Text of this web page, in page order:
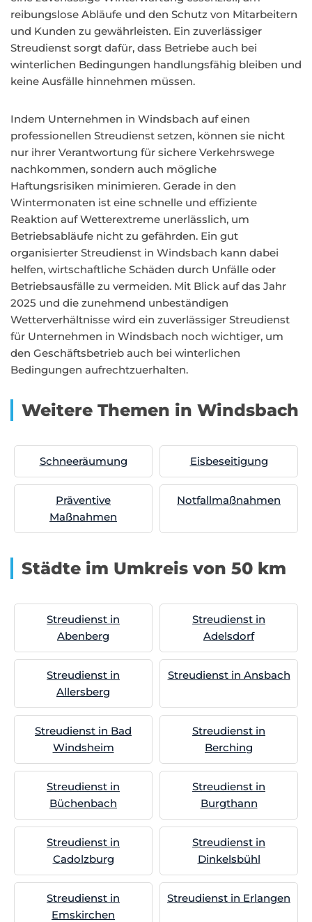
reibungslose Abläufe und den Schutz von Mitarbeitern
und Kunden zu gewährleisten. Ein zuverlässiger
Streudienst sorgt dafür, dass Betriebe auch bei
winterlichen Bedingungen handlungsfähig bleiben und
keine Ausfälle hinnehmen müssen.
Indem Unternehmen in Windsbach auf einen
professionellen Streudienst setzen, können sie nicht
nur ihrer Verantwortung für sichere Verkehrswege
nachkommen, sondern auch mögliche
Haftungsrisiken minimieren. Gerade in den
Wintermonaten ist eine schnelle und effiziente
Reaktion auf Wetterextreme unerlässlich, um
Betriebsabläufe nicht zu gefährden. Ein gut
organisierter Streudienst in Windsbach kann dabei
helfen, wirtschaftliche Schäden durch Unfälle oder
Betriebsausfälle zu vermeiden. Mit Blick auf das Jahr
2025 und die zunehmend unbeständigen
Wetterverhältnisse wird ein zuverlässiger Streudienst
für Unternehmen in Windsbach noch wichtiger, um
den Geschäftsbetrieb auch bei winterlichen
Bedingungen aufrechtzuerhalten.
Weitere Themen in Windsbach
Schneeräumung Eisbeseitigung
Präventive
Maßnahmen
Notfallmaßnahmen
Städte im Umkreis von 50 km
Streudienst in
Abenberg
Streudienst in
Adelsdorf
Streudienst in
Allersberg
Streudienst in Ansbach
Streudienst in Bad
Windsheim
Streudienst in
Berching
Streudienst in
Büchenbach
Streudienst in
Burgthann
Streudienst in
Cadolzburg
Streudienst in
Dinkelsbühl
Streudienst in
Emskirchen
Streudienst in Erlangen